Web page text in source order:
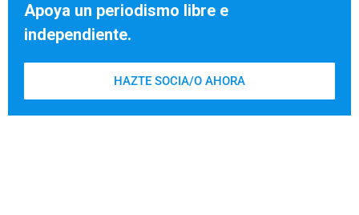
Apoya un periodismo libre e
independiente.
HAZTE SOCIA/O AHORA